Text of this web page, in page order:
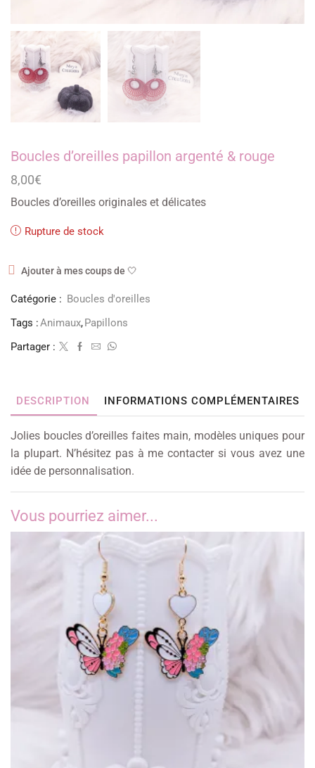
Boucles d’oreilles papillon argenté & rouge
8,00€
Boucles d’oreilles originales et délicates
Rupture de stock
Ajouter à mes coups de 🤍
Catégorie : Boucles d'oreilles
Tags :Animaux,Papillons
Partager :
DESCRIPTION INFORMATIONS COMPLÉMENTAIRES
Jolies boucles d’oreilles faites main, modèles uniques pour
la plupart. N’hésitez pas à me contacter si vous avez une
idée de personnalisation.
Vous pourriez aimer...